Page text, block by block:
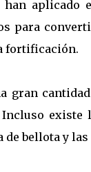
aplicado
para
fortificación.
gran
Incluso existe
de bellota y